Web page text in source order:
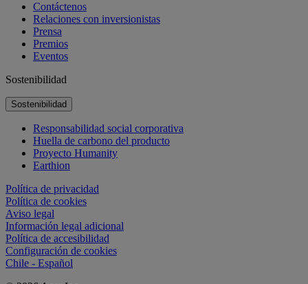
Contáctenos
Relaciones con inversionistas
Prensa
Premios
Eventos
Sostenibilidad
Sostenibilidad
Responsabilidad social corporativa
Huella de carbono del producto
Proyecto Humanity
Earthion
Política de privacidad
Política de cookies
Aviso legal
Información legal adicional
Política de accesibilidad
Configuración de cookies
Chile - Español